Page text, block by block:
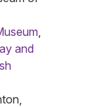
,
and